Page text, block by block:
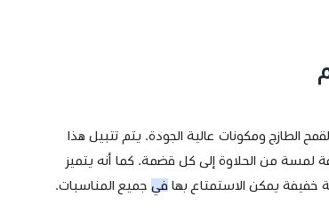
الطازج ومكونات عالية الجودة. يتم تتبيل هذا
لمسة من الحلاوة إلى كل قضمة. كما أنه يتميز
خفيفة يمكن الاستمتاع بها في جميع المناسبات.